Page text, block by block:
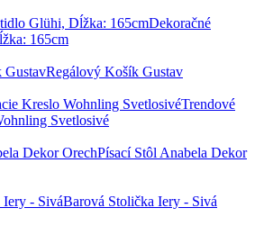
Dekoračné
165cm
Regálový Košík Gustav
Trendové
Svetlosivé
Písací Stôl Anabela Dekor
Barová Stolička Iery - Sivá